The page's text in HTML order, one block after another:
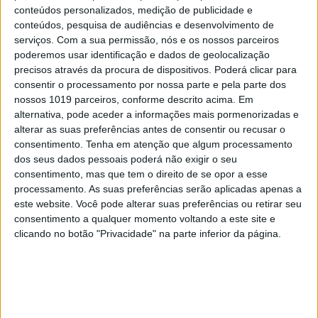
conteúdos personalizados, medição de publicidade e
conteúdos, pesquisa de audiências e desenvolvimento de
serviços. Com a sua permissão, nós e os nossos parceiros
poderemos usar identificação e dados de geolocalização
precisos através da procura de dispositivos. Poderá clicar para
consentir o processamento por nossa parte e pela parte dos
nossos 1019 parceiros, conforme descrito acima. Em
alternativa, pode aceder a informações mais pormenorizadas e
alterar as suas preferências antes de consentir ou recusar o
consentimento. Tenha em atenção que algum processamento
dos seus dados pessoais poderá não exigir o seu
consentimento, mas que tem o direito de se opor a esse
processamento. As suas preferências serão aplicadas apenas a
este website. Você pode alterar suas preferências ou retirar seu
consentimento a qualquer momento voltando a este site e
clicando no botão "Privacidade" na parte inferior da página.
passo. Garantir que essa sobrevivência tem
qualidade, dignidade e equidade continua a ser um
desafio por resolver.
A ciência fez a sua parte. Transformou
diagnósticos fatais em condições prolongadas,
devolveu anos e décadas de vida. Agora cabe à
sociedade acompanhar essa evolução. Adaptar o
direito laboral, os sistemas de proteção social e as
políticas públicas ao mundo que a inovação criou.
Porque a revolução oncológica não pode ficar
confinada aos hospitais; tem de acontecer também